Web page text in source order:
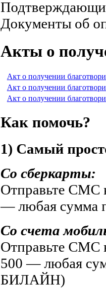
Документы об
Акты о
Акт о получении
Акт о получении
Акт о получении
Как помочь?
1) Самый
Со сберкарты:
Отправьте СМС
— любая сумма
Со счета
Отправьте СМС
500 — любая
БИЛАЙН)